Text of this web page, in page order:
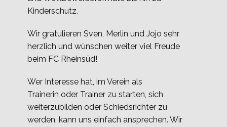
Kinderschutz.
Wir gratulieren Sven, Merlin und Jojo sehr
herzlich und wünschen weiter viel Freude
beim FC Rheinsüd!
Wer Interesse hat, im Verein als
Trainerin oder Trainer zu starten, sich
weiterzubilden oder Schiedsrichter zu
werden, kann uns einfach ansprechen. Wir